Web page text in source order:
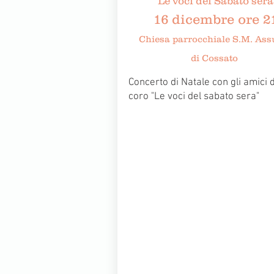
16 dicembre ore
Chiesa parrocchiale S.M.
di Cossato
Concerto di Natale con gli amici
coro "Le voci del sabato sera"